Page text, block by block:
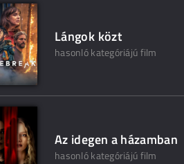
Lángok közt
hasonló kategóriájú film
Az idegen a házamban
hasonló kategóriájú film